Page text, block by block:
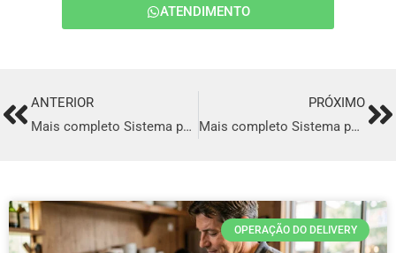
ATENDIMENTO
PrevANTERIOR
Mais completo Sistema para Delivery em Americana
PRÓXIMO
Mais completo Sistema para Delivery em Maracanaú
OPERAÇÃO DO DELIVERY